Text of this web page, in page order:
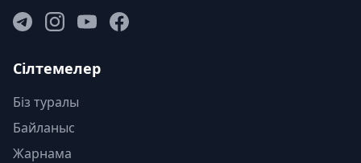
Сілтемелер
Біз туралы
Байланыс
Жарнама